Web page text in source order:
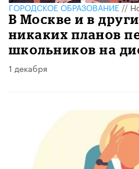
ГОРОДСКОЕ ОБРАЗОВАНИЕ//
В Москве и в
никаких планов
школьников на
1 декабря